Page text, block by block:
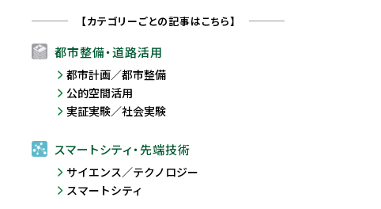
【カテゴリーごとの記事はこちら】
都市整備・道路活用
都市計画／都市整備
公的空間活用
実証実験／社会実験
スマートシティ・先端技術
サイエンス／テクノロジー
スマートシティ